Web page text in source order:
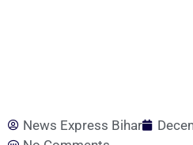
News Express Bihar